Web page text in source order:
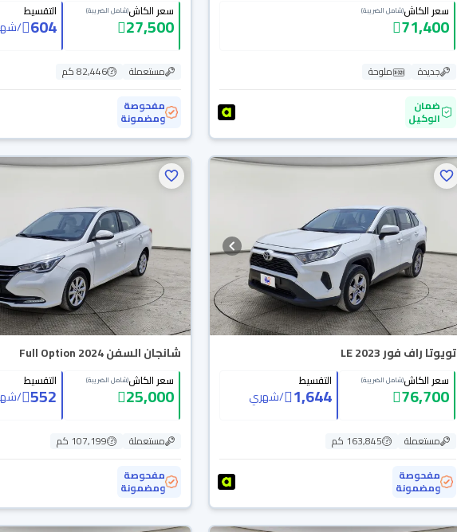
سعر الكاش(شامل الضريبة)
71,400
جديدة
ملوحة
ضمان
الوكيل
سعر الكاش(شامل الضريبة)
27,500
التقسيط
604
/
مستعملة
82,446 كم
مفحوصة
ومضمونة
تويوتا راف فور LE 2023
سعر الكاش(شامل الضريبة)
76,700
التقسيط
1,644
/شهري
مستعملة
163,845 كم
مفحوصة
ومضمونة
شانجان السفن Full Option 2024
سعر الكاش(شامل الضريبة)
25,000
التقسيط
552
/
مستعملة
107,199 كم
مفحوصة
ومضمونة